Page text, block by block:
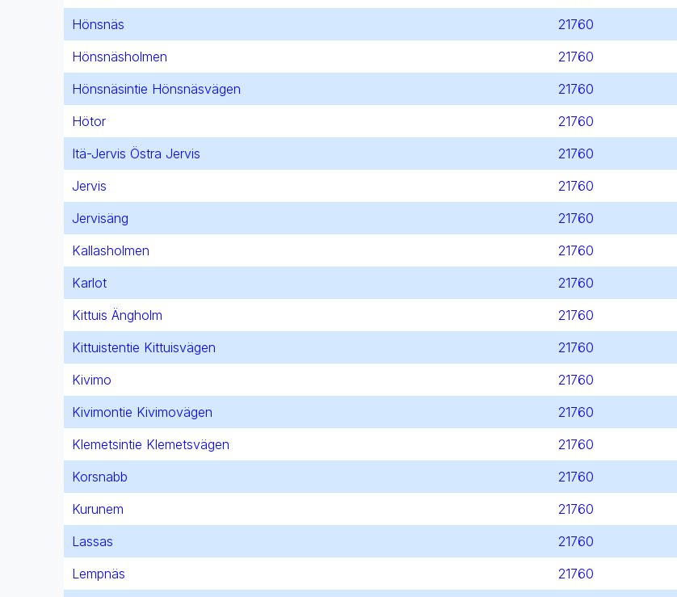
Hönsnäs
21760
Hönsnäsholmen
21760
Hönsnäsintie Hönsnäsvägen
21760
Hötor
21760
Itä-Jervis Östra Jervis
21760
Jervis
21760
Jervisäng
21760
Kallasholmen
21760
Karlot
21760
Kittuis Ängholm
21760
Kittuistentie Kittuisvägen
21760
Kivimo
21760
Kivimontie Kivimovägen
21760
Klemetsintie Klemetsvägen
21760
Korsnabb
21760
Kurunem
21760
Lassas
21760
Lempnäs
21760